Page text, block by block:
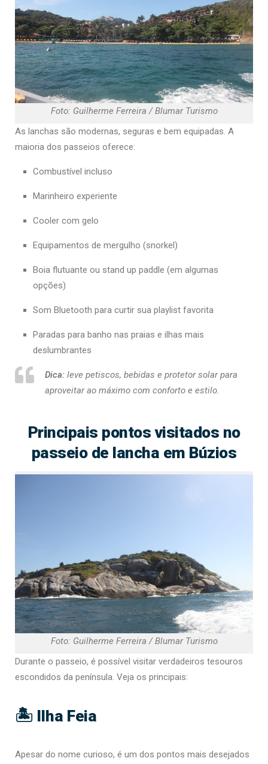
Foto: Guilherme Ferreira / Blumar Turismo
As lanchas são modernas, seguras e bem equipadas. A
maioria dos passeios oferece:
Combustível incluso
Marinheiro experiente
Cooler com gelo
Equipamentos de mergulho (snorkel)
Boia flutuante ou stand up paddle (em algumas
opções)
Som Bluetooth para curtir sua playlist favorita
Paradas para banho nas praias e ilhas mais
deslumbrantes
Dica: leve petiscos, bebidas e protetor solar para
aproveitar ao máximo com conforto e estilo.
Principais pontos visitados no
passeio de lancha em Búzios
Foto: Guilherme Ferreira / Blumar Turismo
Durante o passeio, é possível visitar verdadeiros tesouros
escondidos da península. Veja os principais:
🏝️ Ilha Feia
Apesar do nome curioso, é um dos pontos mais desejados